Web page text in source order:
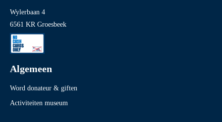
Wylerbaan 4
6561 KR Groesbeek
Algemeen
Word donateur & giften
Activiteiten museum